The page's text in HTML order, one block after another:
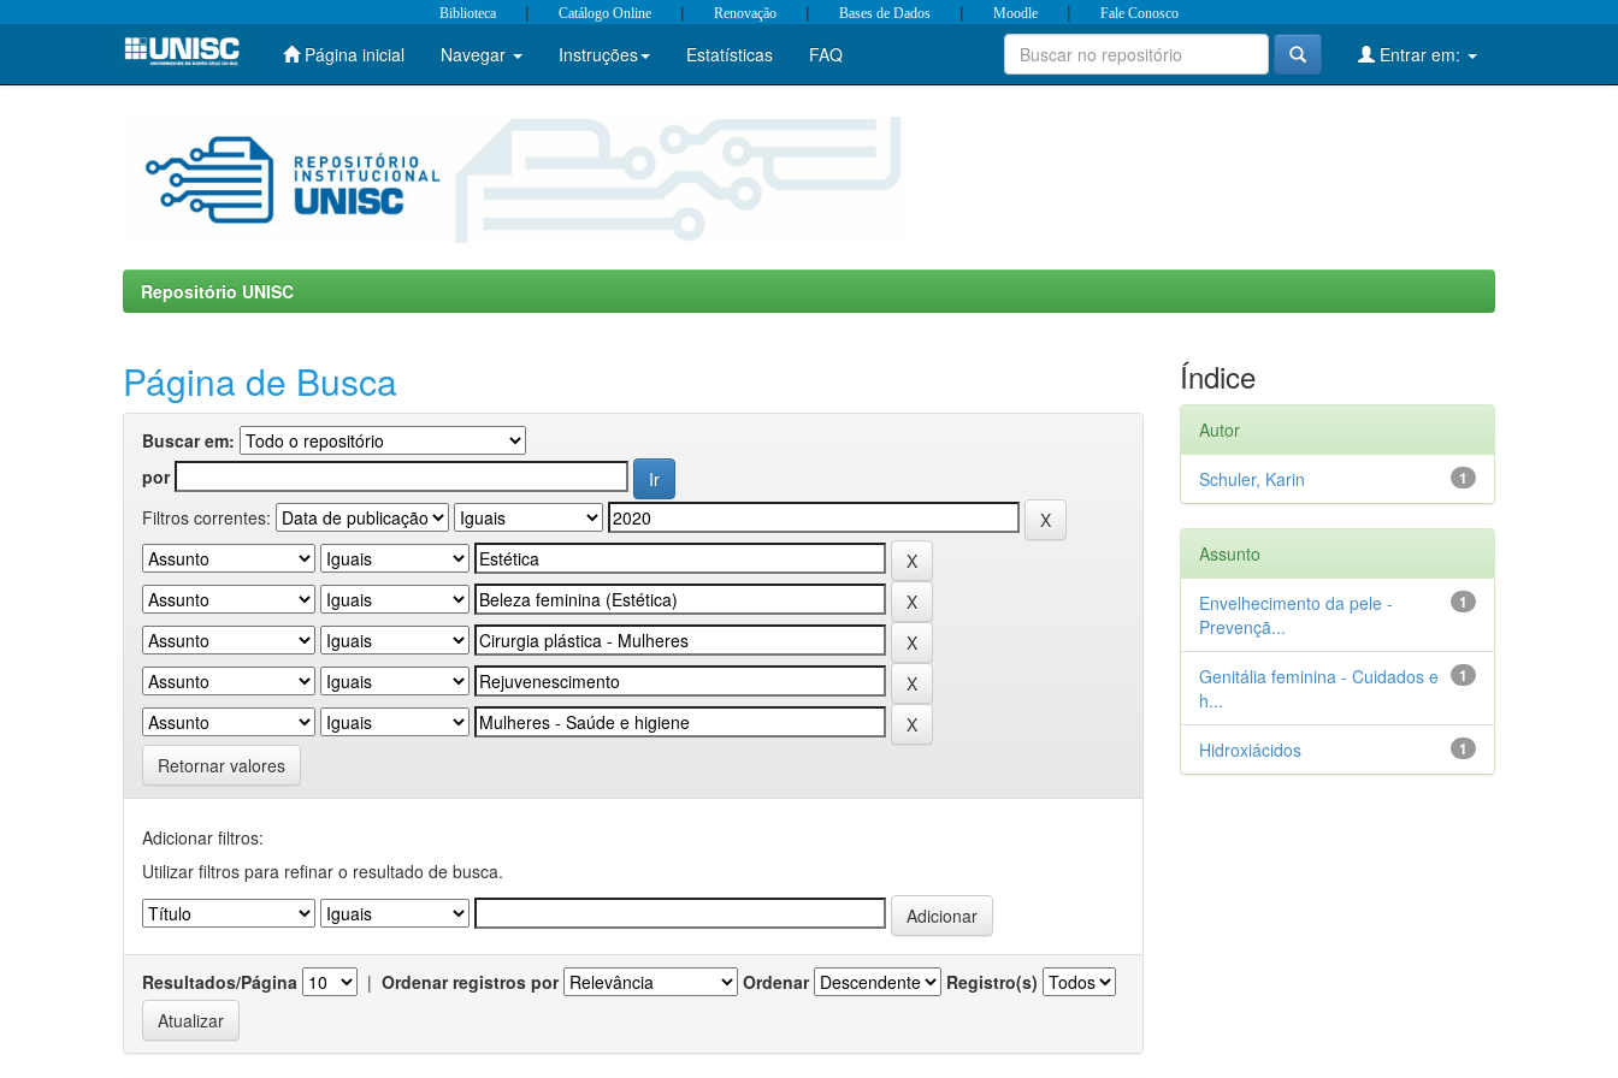
Skip
Biblioteca | Catálogo Online | Renovação | Bases de Dados | Moodle | Fale Conosco
Página inicial Navegar Instruções Estatísticas FAQ Entrar em:
Repositório UNISC
Página de Busca
Buscar em:
por
Filtros correntes:
Retornar valores
Adicionar filtros:
Utilizar filtros para refinar o resultado de busca.
Resultados/Página | Ordenar registros por Ordenar Registro(s)
Índice
Autor
1
Schuler, Karin
Assunto
1
Envelhecimento da pele -
Prevençã...
1
Genitália feminina - Cuidados e
h...
1
Hidroxiácidos